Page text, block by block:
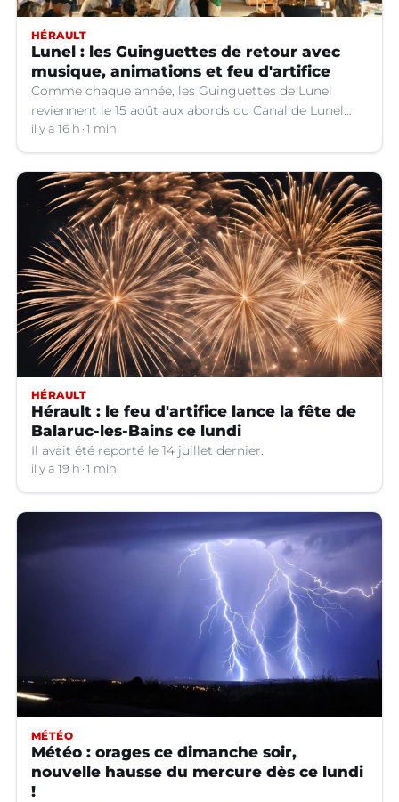
HÉRAULT
Lunel : les Guinguettes de retour avec
musique, animations et feu d'artifice
Comme chaque année, les Guinguettes de Lunel
reviennent le 15 août aux abords du Canal de Lunel
(Hérault).
il y a 16 h 1 min
HÉRAULT
Hérault : le feu d'artifice lance la fête de
Balaruc-les-Bains ce lundi
Il avait été reporté le 14 juillet dernier.
il y a 19 h 1 min
MÉTÉO
Météo : orages ce dimanche soir,
nouvelle hausse du mercure dès ce lundi
!